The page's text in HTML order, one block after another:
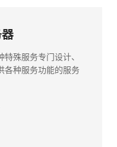
殊服务专门设计、
各种服务功能的服务